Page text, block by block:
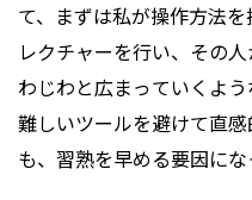
て、まずは私が操作方法
レクチャーを行い、その
わじわと広まっていくよ
難しいツールを避けて直
も、習熟を早める要因にな